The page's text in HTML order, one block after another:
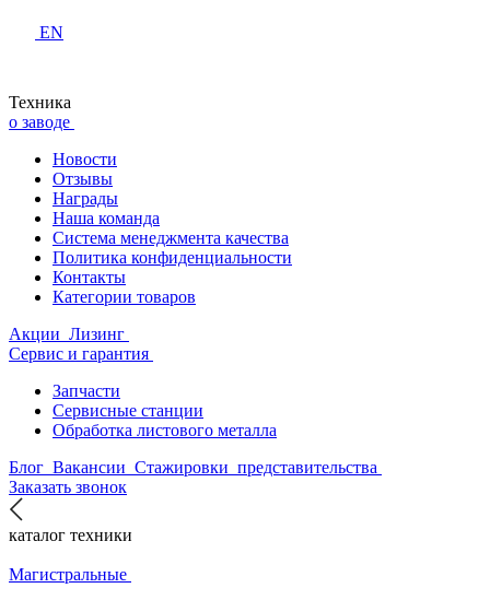
EN
Техника
о заводе
Новости
Отзывы
Награды
Наша команда
Система менеджмента качества
Политика конфиденциальности
Контакты
Категории товаров
Акции Лизинг
Сервис и гарантия
Запчасти
Сервисные станции
Обработка листового металла
Блог Вакансии Стажировки представительства
Заказать звонок
каталог техники
Магистральные